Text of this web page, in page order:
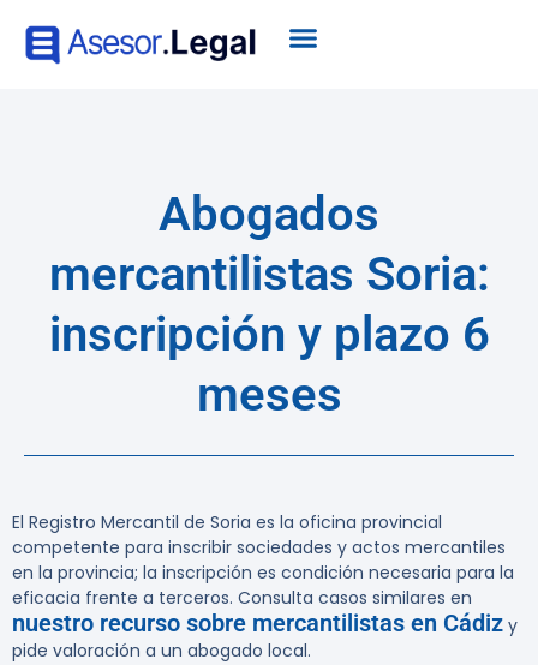
Abogados
mercantilistas Soria:
inscripción y plazo 6
meses
El Registro Mercantil de Soria es la oficina provincial
competente para inscribir sociedades y actos mercantiles
en la provincia; la inscripción es condición necesaria para la
eficacia frente a terceros. Consulta casos similares en
nuestro recurso sobre mercantilistas en Cádiz y
pide valoración a un abogado local.